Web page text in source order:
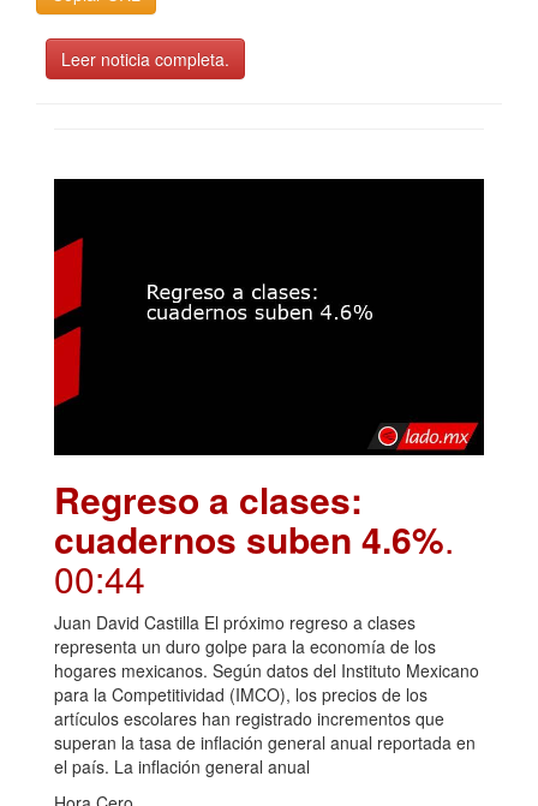
Leer noticia completa.
Regreso a clases:
cuadernos suben 4.6%.
00:44
Juan David Castilla El próximo regreso a clases
representa un duro golpe para la economía de los
hogares mexicanos. Según datos del Instituto Mexicano
para la Competitividad (IMCO), los precios de los
artículos escolares han registrado incrementos que
superan la tasa de inflación general anual reportada en
el país. La inflación general anual